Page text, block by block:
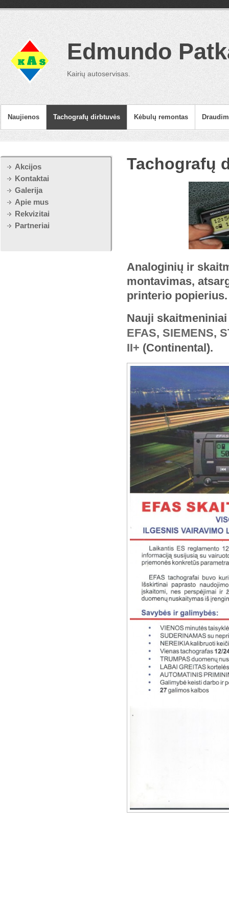
Edmundo
Kairių autoservisas.
Naujienos Tachografų dirbtuvės Kėbulų remontas
Akcijos
Kontaktai
Galerija
Apie mus
Rekvizitai
Partneriai
Tachografų
Analoginių ir
montavimas,
printerio popierius.
Nauji
EFAS, SIEMENS,
II+ (Continental).